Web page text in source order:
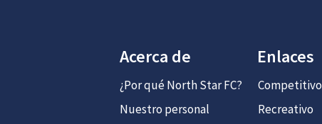
Acerca de
¿Por qué North Star FC?
Nuestro personal
Enlaces
Competitivo
Recreativo